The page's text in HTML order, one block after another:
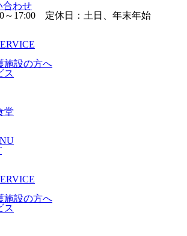
合わせ
～17:00 定休日：土日、年末年始
施設の方へ
ス
堂
施設の方へ
ス